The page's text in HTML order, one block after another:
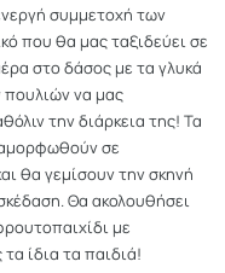
συμμετοχή των
που θα μας ταξιδεύει σε
στο δάσος με τα γλυκά
να μας
την διάρκεια της! Τα
σε
θα γεμίσουν την σκηνή
Θα ακολουθήσει
με
ίδια τα παιδιά!